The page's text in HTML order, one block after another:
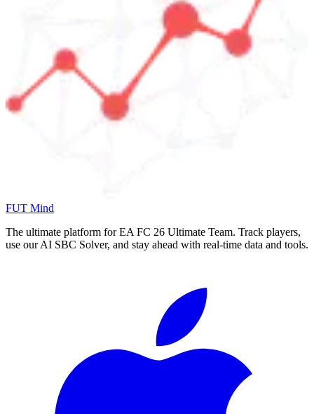
FUT Mind
The ultimate platform for EA FC 26 Ultimate Team. Track players,
use our AI SBC Solver, and stay ahead with real-time data and tools.